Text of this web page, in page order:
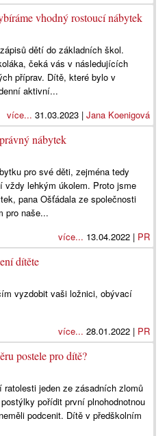
vhodný rostoucí nábytek
dětí do základních škol.
čeká vás v následujících
příprav. Dítě, které bylo v
aktivní...
více... 31.03.2023 | Jana Koenigová
nábytek
pro své děti, zejména tedy
vždy lehkým úkolem. Proto jsme
pana Ošťádala ze společnosti
pro naše...
více... 13.04.2022 | PR
dítěte
vyzdobit vaši ložnici, obývací
více... 28.01.2022 | PR
postele pro dítě?
jeden ze zásadních zlomů
pořídit první plnohodnotnou
podcenit. Dítě v předškolním